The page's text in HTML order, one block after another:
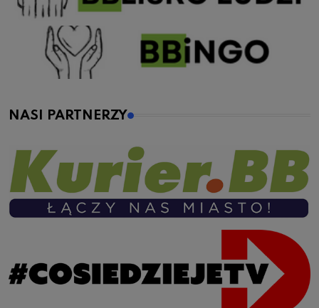
NASI PARTNERZY